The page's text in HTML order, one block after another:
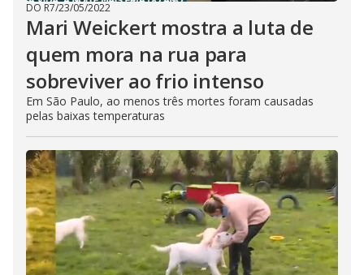
DO R7/23/05/2022
Mari Weickert mostra a luta de
quem mora na rua para
sobreviver ao frio intenso
Em São Paulo, ao menos três mortes foram causadas
pelas baixas temperaturas